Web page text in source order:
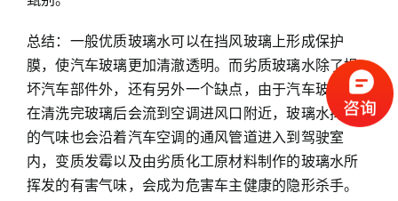
总结：一般优质玻璃水可以在挡风玻璃上形成保护
膜，使汽车玻璃更加清澈透明。而劣质玻璃水除了损
坏汽车部件外，还有另外一个缺点，由于汽车玻璃水
在清洗完玻璃后会流到空调进风口附近，玻璃水挥发
的气味也会沿着汽车空调的通风管道进入到驾驶室
内，变质发霉以及由劣质化工原材料制作的玻璃水所
挥发的有害气味，会成为危害车主健康的隐形杀手。